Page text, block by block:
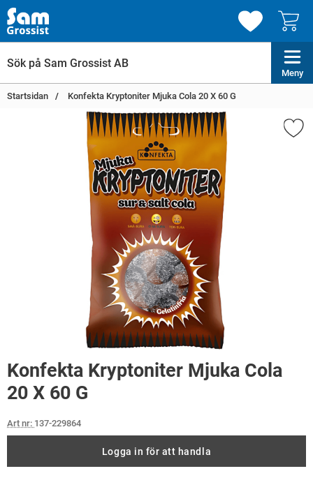
Meny
Startsidan Konfekta Kryptoniter Mjuka Cola 20 X 60 G
Konfekta Kryptoniter Mjuka Cola
20 X 60 G
Art nr: 137-229864
Logga in för att handla